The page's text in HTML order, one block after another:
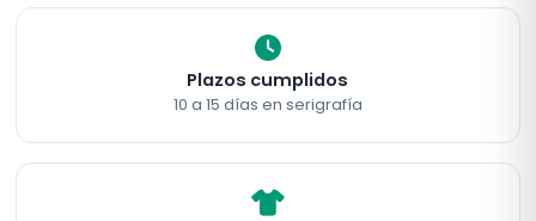
Plazos cumplidos
10 a 15 días en serigrafía